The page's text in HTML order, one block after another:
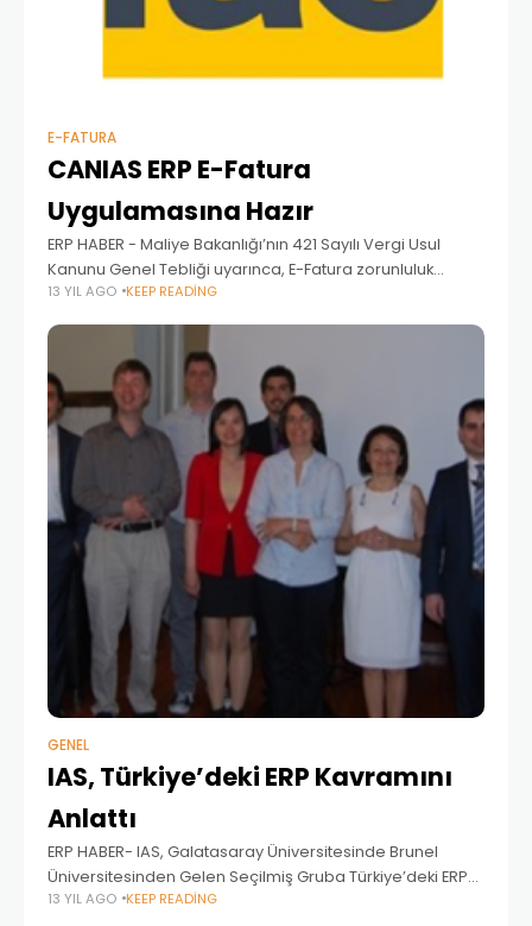
E-FATURA
CANIAS ERP E-Fatura
Uygulamasına Hazır
ERP HABER - Maliye Bakanlığı’nın 421 Sayılı Vergi Usul
Kanunu Genel Tebliği uyarınca, E-Fatura zorunluluk
kapsamında olan müşterilerimiz için, E-Fatura
13 YIL AGO KEEP READING
GENEL
IAS, Türkiye’deki ERP Kavramını
Anlattı
ERP HABER- IAS, Galatasaray Üniversitesinde Brunel
Üniversitesinden Gelen Seçilmiş Gruba Türkiye’deki ERP
Kavramını Anlattı IAS, İngiltere’deki Brunel Üniversitesi ile
13 YIL AGO KEEP READING